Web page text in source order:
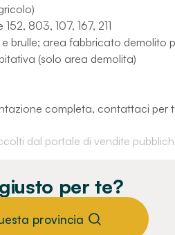
803, 107, 167, 211
brulle; area fabbricato demolito
(solo area demolita)
completa, contattaci per
dal portale di vendite
per te?
provincia